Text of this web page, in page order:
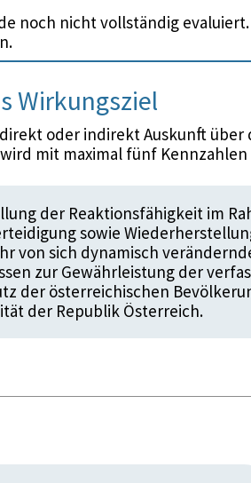
noch nicht vollständig
Wirkungsziel
oder indirekt Auskunft
mit maximal fünf
der Reaktionsfähigkeit im
sowie
von sich dynamisch
zur Gewährleistung der
der österreichischen
der Republik Österreich.